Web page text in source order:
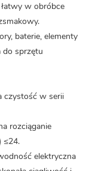
w obróbce
baterie, elementy
do sprzętu
czystość w serii
rozciąganie
≤24.
elektryczna